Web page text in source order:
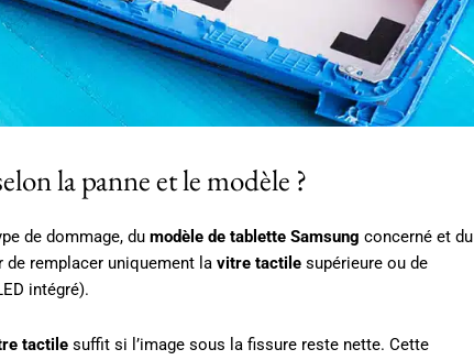
la panne et le modèle ?
de dommage, du modèle de tablette Samsung concerné et du
de remplacer uniquement la vitre tactile supérieure ou de
intégré).
tactile suffit si l’image sous la fissure reste nette. Cette